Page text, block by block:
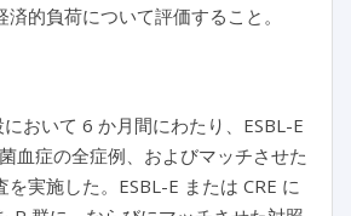
的負荷について評価すること。
おいて 6 か月間にわたり、ESBL-E
血症の全症例、およびマッチさせた
実施した。ESBL-E または CRE に